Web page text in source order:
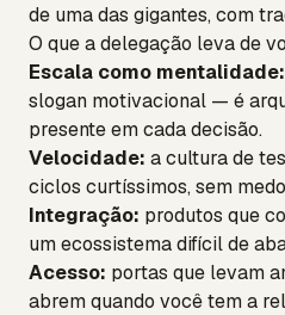
de uma das gigantes, com
O que a delegação leva de
Escala como mentalidade:
slogan motivacional — é
presente em cada decisão.
Velocidade: a cultura de
ciclos curtíssimos, sem
Integração: produtos que
um ecossistema difícil de
Acesso: portas que levam
abrem quando você tem a